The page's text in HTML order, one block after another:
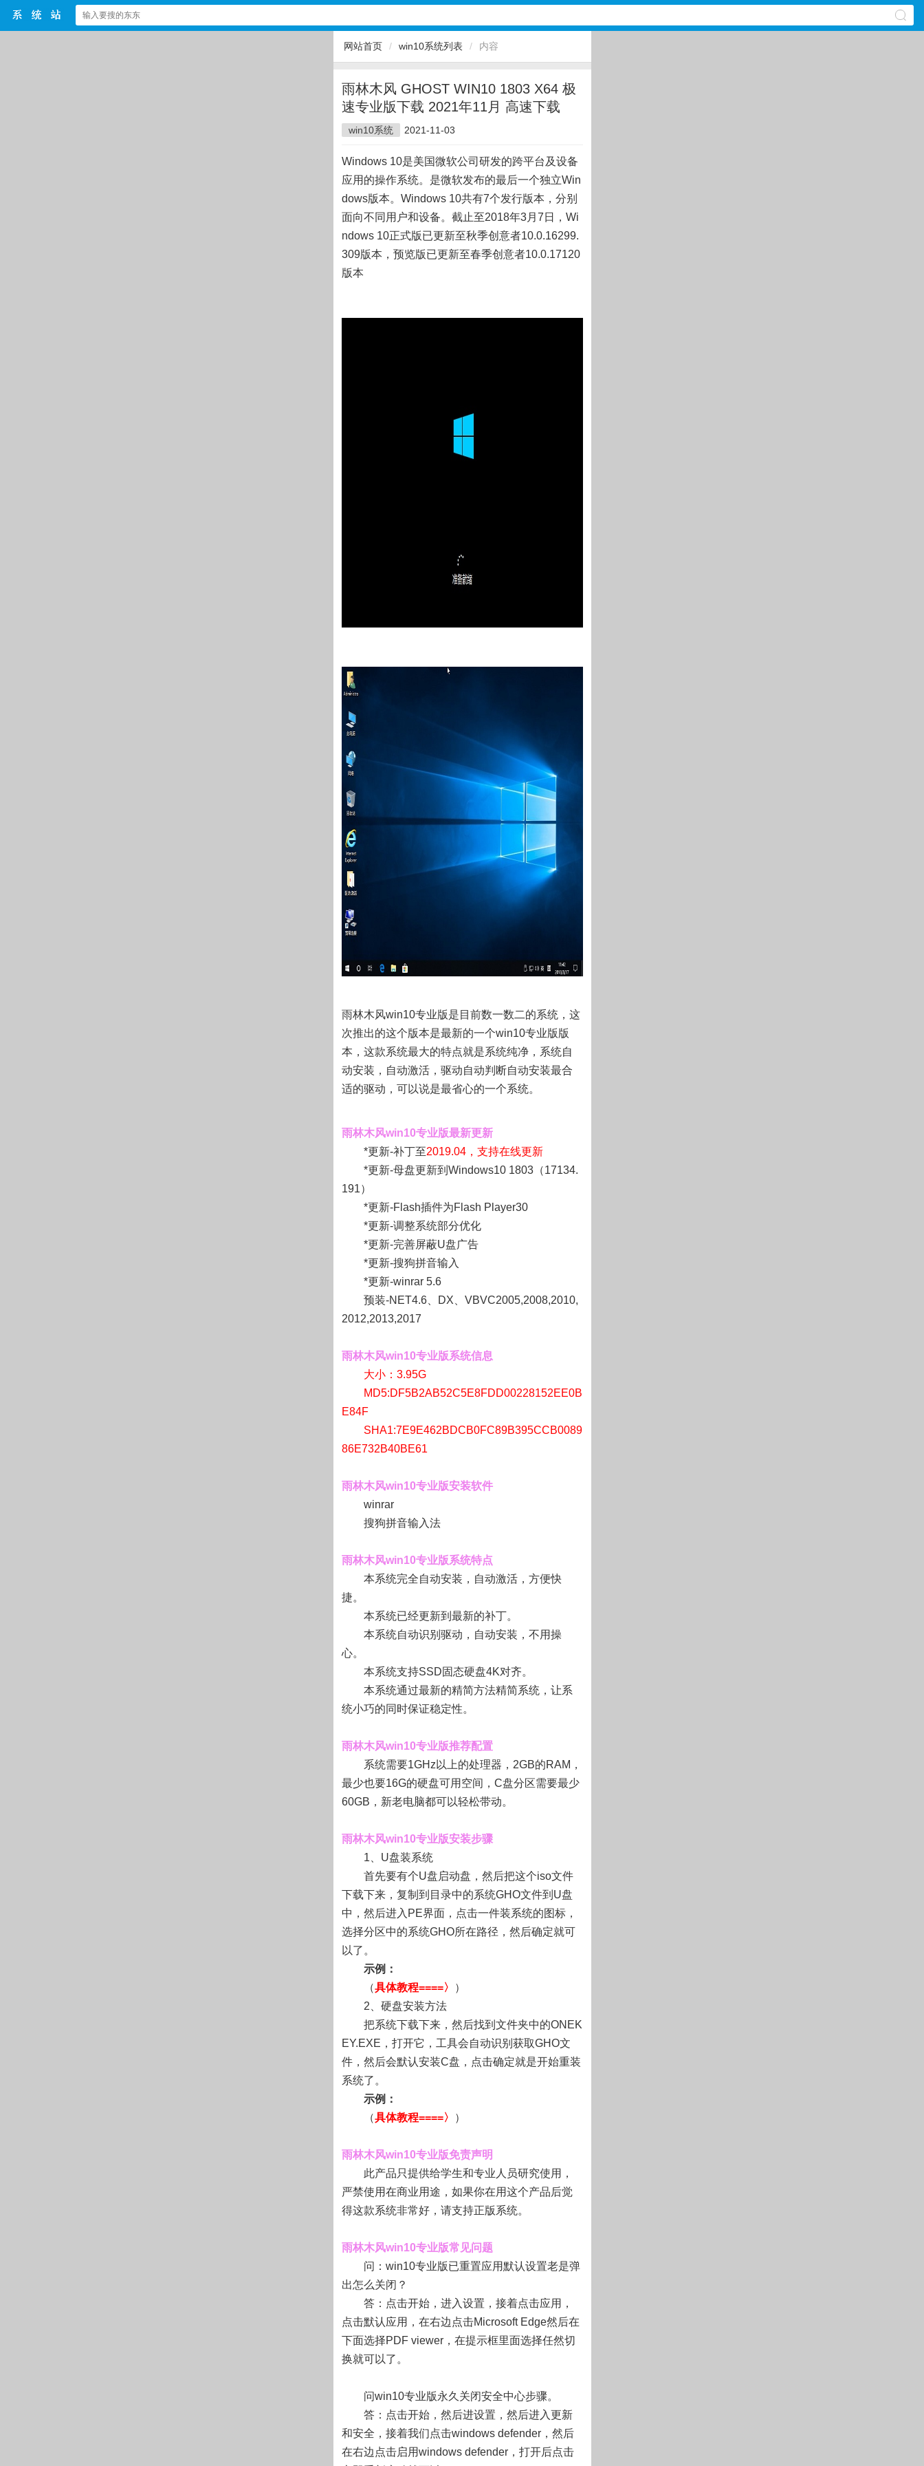
网站首页 / win10系统列表 / 内容
雨林木风 GHOST WIN10 1803 X64 极
速专业版下载 2021年11月 高速下载
win10系统 2021-11-03
Windows 10是美国微软公司研发的跨平台及设备
应用的操作系统。是微软发布的最后一个独立Win
dows版本。Windows 10共有7个发行版本，分别
面向不同用户和设备。截止至2018年3月7日，Wi
ndows 10正式版已更新至秋季创意者10.0.16299.
309版本，预览版已更新至春季创意者10.0.17120
版本
雨林木风win10专业版是目前数一数二的系统，这
次推出的这个版本是最新的一个win10专业版版
本，这款系统最大的特点就是系统纯净，系统自
动安装，自动激活，驱动自动判断自动安装最合
适的驱动，可以说是最省心的一个系统。
雨林木风win10专业版最新更新
*更新-补丁至2019.04，支持在线更新
*更新-母盘更新到Windows10 1803（17134.
191）
*更新-Flash插件为Flash Player30
*更新-调整系统部分优化
*更新-完善屏蔽U盘广告
*更新-搜狗拼音输入
*更新-winrar 5.6
预装-NET4.6、DX、VBVC2005,2008,2010,
2012,2013,2017
雨林木风win10专业版系统信息
大小：3.95G
MD5:DF5B2AB52C5E8FDD00228152EE0B
E84F
SHA1:7E9E462BDCB0FC89B395CCB0089
86E732B40BE61
雨林木风win10专业版安装软件
winrar
搜狗拼音输入法
雨林木风win10专业版系统特点
本系统完全自动安装，自动激活，方便快
捷。
本系统已经更新到最新的补丁。
本系统自动识别驱动，自动安装，不用操
心。
本系统支持SSD固态硬盘4K对齐。
本系统通过最新的精简方法精简系统，让系
统小巧的同时保证稳定性。
雨林木风win10专业版推荐配置
系统需要1GHz以上的处理器，2GB的RAM，
最少也要16G的硬盘可用空间，C盘分区需要最少
60GB，新老电脑都可以轻松带动。
雨林木风win10专业版安装步骤
1、U盘装系统
首先要有个U盘启动盘，然后把这个iso文件
下载下来，复制到目录中的系统GHO文件到U盘
中，然后进入PE界面，点击一件装系统的图标，
选择分区中的系统GHO所在路径，然后确定就可
以了。
示例：
（具体教程====〉
）
2、硬盘安装方法
把系统下载下来，然后找到文件夹中的ONEK
EY.EXE，打开它，工具会自动识别获取GHO文
件，然后会默认安装C盘，点击确定就是开始重装
系统了。
示例：
（具体教程====〉 ）
雨林木风win10专业版免责声明
此产品只提供给学生和专业人员研究使用，
严禁使用在商业用途，如果你在用这个产品后觉
得这款系统非常好，请支持正版系统。
雨林木风win10专业版常见问题
问：win10专业版已重置应用默认设置老是弹
出怎么关闭？
答：点击开始，进入设置，接着点击应用，
点击默认应用，在右边点击Microsoft Edge然后在
下面选择PDF viewer，在提示框里面选择任然切
换就可以了。
问win10专业版永久关闭安全中心步骤。
答：点击开始，然后进设置，然后进入更新
和安全，接着我们点击windows defender，然后
在右边点击启用windows defender，打开后点击